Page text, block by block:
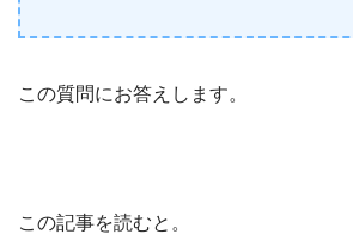
この質問にお答えします。
この記事を読むと。